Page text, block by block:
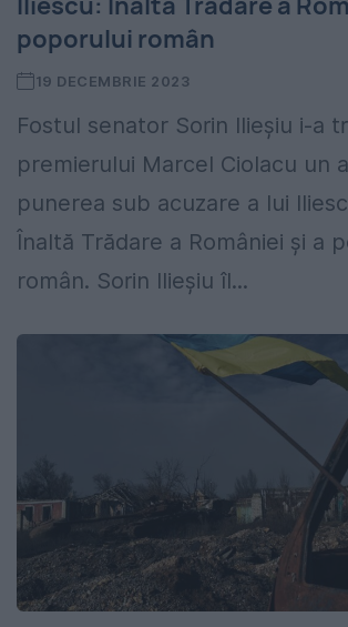
poporului român
19 DECEMBRIE 2023
Fostul senator Sorin Ilieșiu i-a
premierului Marcel Ciolacu un
punerea sub acuzare a lui
Înaltă Trădare a României și a
român. Sorin Ilieșiu îl...